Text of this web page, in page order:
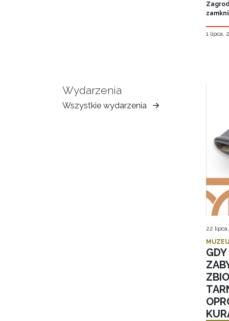
1 lipca,
Wydarzenia
Wszystkie wydarzenia
Muzeum
22